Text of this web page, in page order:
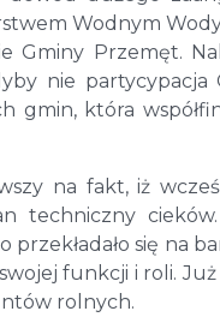
Wodnym
Przemęt.
nie
gmin, która
na fakt, iż
techniczny
się na
funkcji i roli.
rolnych.